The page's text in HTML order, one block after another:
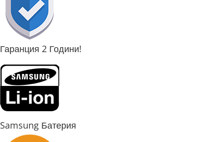
Гаранция 2 Години!
Samsung Батерия